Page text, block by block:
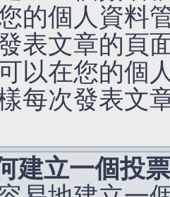
的個人資料
表文章的頁
以在您的個
每次發表文
建立一個投